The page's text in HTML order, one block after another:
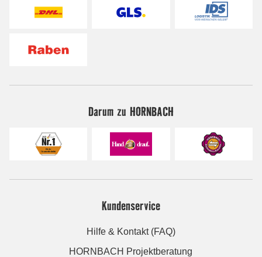
Darum zu HORNBACH
Kundenservice
Hilfe & Kontakt (FAQ)
HORNBACH Projektberatung